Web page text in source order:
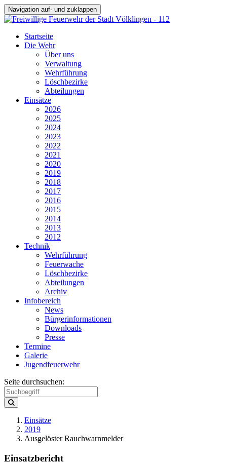
Navigation auf- und zuklappen
Startseite
Die Wehr
Über uns
Verwaltung
Wehrführung
Löschbezirke
Abteilungen
Einsätze
2026
2025
2024
2023
2022
2021
2020
2019
2018
2017
2016
2015
2014
2013
2012
Technik
Wehrführung
Feuerwache
Löschbezirke
Abteilungen
Archiv
Infobereich
News
Bürgerinformationen
Downloads
Presse
Termine
Galerie
Jugendfeuerwehr
Seite durchsuchen:
Einsätze
2019
Ausgelöster Rauchwarnmelder
Einsatzbericht